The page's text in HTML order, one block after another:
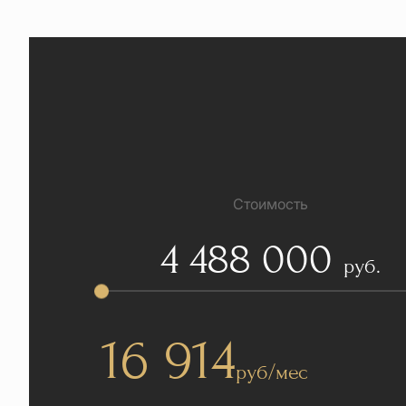
Стоимость
4 488 000 руб.
16 914руб/мес